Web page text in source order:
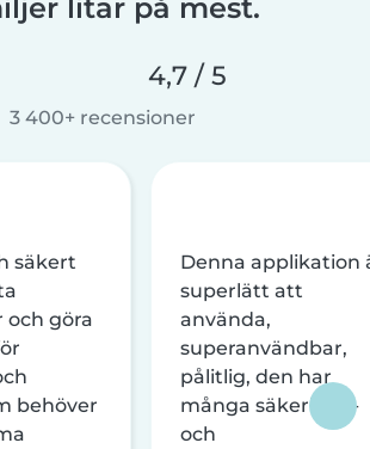
litar på mest.
4,7 / 5
3 400+ recensioner
säkert
och göra
behöver
Denna applikation
superlätt att
använda,
superanvändbar,
pålitlig, den har
många säkerhets-
och